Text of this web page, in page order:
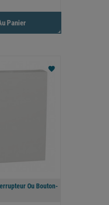
Panier
Ou Bouton-
favorite